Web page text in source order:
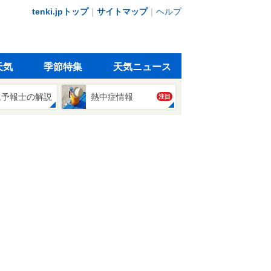
tenki.jpトップ｜ サイトマップ｜ ヘルプ
気 季節特集 天気ニュース
報士の解説 熱中症情報 注目